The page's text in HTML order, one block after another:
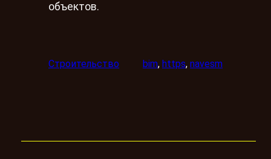
объектов.
Строительство bim, https, navesm